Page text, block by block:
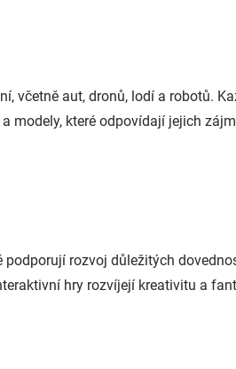
včetně aut, dronů, lodí a robotů.
modely, které odpovídají jejich
rozvoj důležitých
hry rozvíjejí kreativitu a